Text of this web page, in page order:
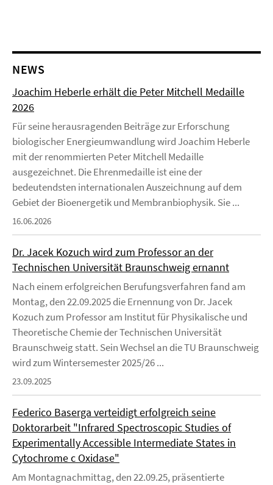
NEWS
Joachim Heberle erhält die Peter Mitchell Medaille
2026
Für seine herausragenden Beiträge zur Erforschung
biologischer Energieumwandlung wird Joachim Heberle
mit der renommierten Peter Mitchell Medaille
ausgezeichnet. Die Ehrenmedaille ist eine der
bedeutendsten internationalen Auszeichnung auf dem
Gebiet der Bioenergetik und Membranbiophysik. Sie ...
16.06.2026
Dr. Jacek Kozuch wird zum Professor an der
Technischen Universität Braunschweig ernannt
Nach einem erfolgreichen Berufungsverfahren fand am
Montag, den 22.09.2025 die Ernennung von Dr. Jacek
Kozuch zum Professor am Institut für Physikalische und
Theoretische Chemie der Technischen Universität
Braunschweig statt. Sein Wechsel an die TU Braunschweig
wird zum Wintersemester 2025/26 ...
23.09.2025
Federico Baserga verteidigt erfolgreich seine
Doktorarbeit "Infrared Spectroscopic Studies of
Experimentally Accessible Intermediate States in
Cytochrome c Oxidase"
Am Montagnachmittag, den 22.09.25, präsentierte